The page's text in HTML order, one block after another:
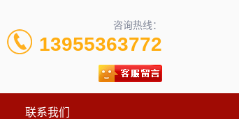
咨询热线：
13955363772
联系我们